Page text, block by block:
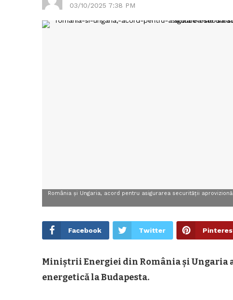
03/10/2025 7:38 PM
România și Ungaria, acord pentru asigurarea securității
Facebook Twitter
Miniștrii Energiei din România și Ungaria
energetică la Budapesta.